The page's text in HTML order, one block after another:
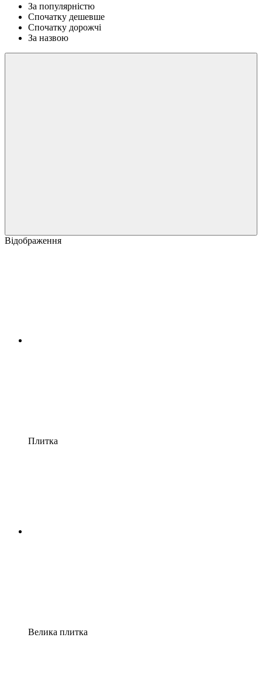
За популярністю
Спочатку дешевше
Спочатку дорожчі
За назвою
Відображення
Плитка
Велика плитка